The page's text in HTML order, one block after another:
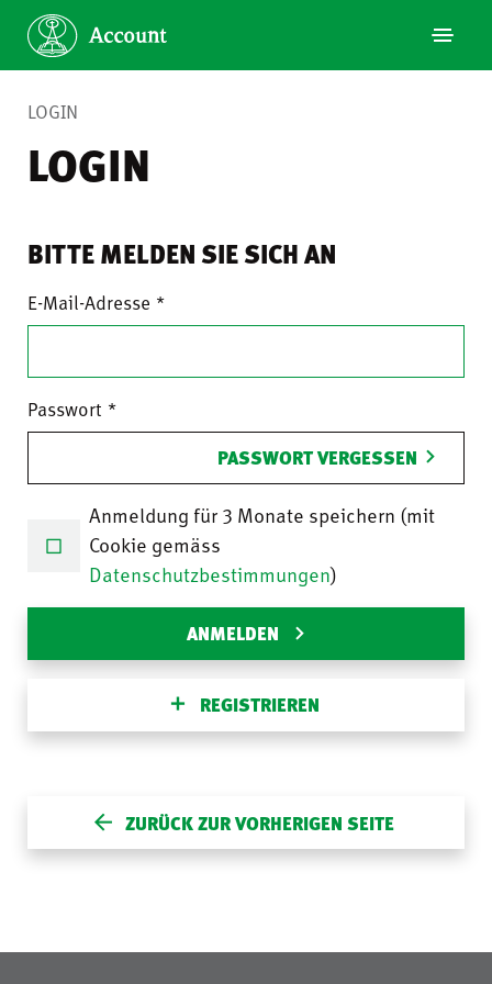
LOGIN
LOGIN
BITTE MELDEN SIE SICH AN
E-Mail-Adresse
Passwort
PASSWORT VERGESSEN
Anmeldung für 3 Monate speichern (mit
Cookie gemäss
Datenschutzbestimmungen)
ANMELDEN
REGISTRIEREN
ZURÜCK ZUR VORHERIGEN SEITE